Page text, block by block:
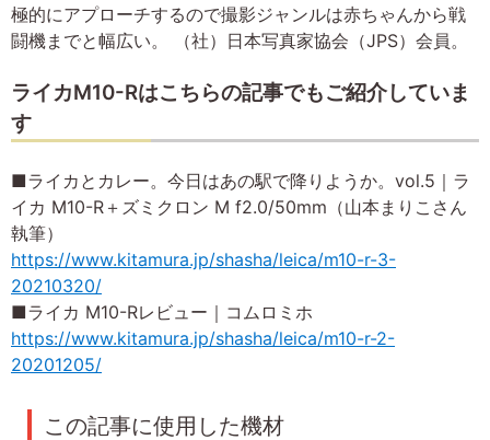
極的にアプローチするので撮影ジャンルは赤ちゃんから戦
闘機までと幅広い。 （社）日本写真家協会（JPS）会員。
ライカM10-Rはこちらの記事でもご紹介していま
す
■ライカとカレー。今日はあの駅で降りようか。vol.5｜ラ
イカ M10-R＋ズミクロン M f2.0/50mm（山本まりこさん
執筆）
https://www.kitamura.jp/shasha/leica/m10-r-3-
20210320/
■ライカ M10-Rレビュー｜コムロミホ
https://www.kitamura.jp/shasha/leica/m10-r-2-
20201205/
この記事に使用した機材